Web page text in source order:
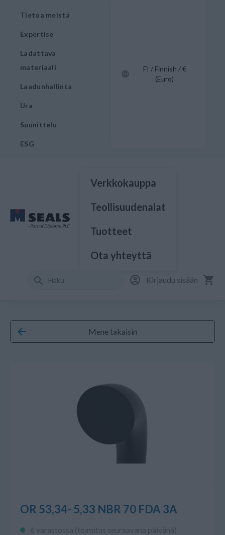
Tietoa meistä
Expertise
Ladattava
materiaali
Laadunhallinta
Ura
Suunittelu
ESG
FI / Finnish / €
(Euro)
Verkkokauppa
Teollisuudenalat
Tuotteet
Ota yhteyttä
Kirjaudu sisään
Mene takaisin
OR 53,34- 5,33 NBR 70 FDA 3A
6 varastossa (toimitus seuraavana päivänä)